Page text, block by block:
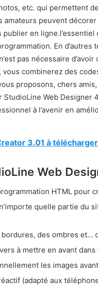
etc. qui permettent
peuvent
en
En
pas nécessaire
combinerez des
proposons, chers
StudioLine Web
à l’avenir en
3.01 à
Web
HTML pour
quelle partie du
des ombres et…
à mettre en avant
les images
(adapté aux